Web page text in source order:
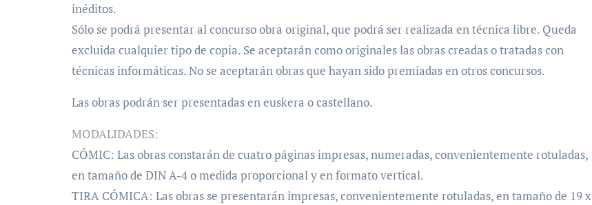
inéditos.
Sólo se podrá presentar al concurso obra original, que podrá ser realizada en técnica libre. Queda
excluida cualquier tipo de copia. Se aceptarán como originales las obras creadas o tratadas con
técnicas informáticas. No se aceptarán obras que hayan sido premiadas en otros concursos.
Las obras podrán ser presentadas en euskera o castellano.
MODALIDADES:
CÓMIC: Las obras constarán de cuatro páginas impresas, numeradas, convenientemente rotuladas,
en tamaño de DIN A-4 o medida proporcional y en formato vertical.
TIRA CÓMICA: Las obras se presentarán impresas, convenientemente rotuladas, en tamaño de 19 x